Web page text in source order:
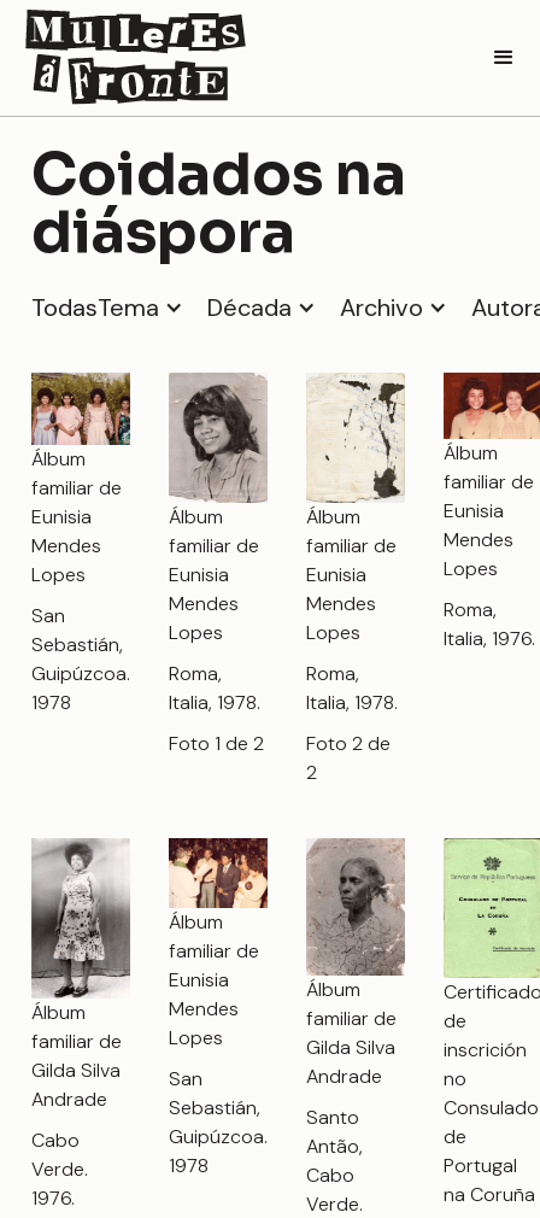
Coidados na
diáspora
TodasTema Década Archivo
Álbum
familiar de
Eunisia
Mendes
Lopes
San
Sebastián,
Guipúzcoa.
1978
Álbum
familiar de
Eunisia
Mendes
Lopes
Roma,
Italia, 1978.
Foto 1 de 2
Álbum
familiar de
Eunisia
Mendes
Lopes
Roma,
Italia, 1978.
Foto 2 de
2
Álbum
familiar de
Eunisia
Mendes
Lopes
Roma,
Italia, 1976.
Álbum
familiar de
Gilda Silva
Andrade
Cabo
Verde.
1976.
Álbum
familiar de
Eunisia
Mendes
Lopes
San
Sebastián,
Guipúzcoa.
1978
Álbum
familiar de
Gilda Silva
Andrade
Santo
Antão,
Cabo
Verde.
de
inscrición
no
Consulado
de
Portugal
na Coruña